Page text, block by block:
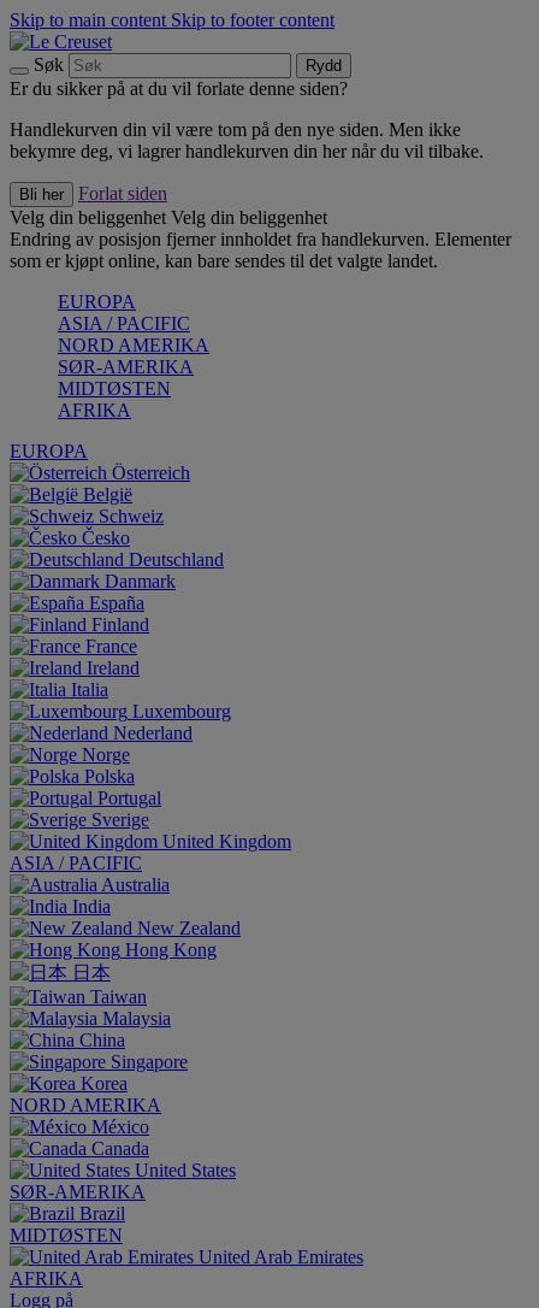
Skip to main content Skip to footer content
Søk Rydd
Er du sikker på at du vil forlate denne siden?
Handlekurven din vil være tom på den nye siden. Men ikke
bekymre deg, vi lagrer handlekurven din her når du vil tilbake.
Bli her
Forlat siden
Velg din beliggenhet Velg din beliggenhet
Endring av posisjon fjerner innholdet fra handlekurven. Elementer
som er kjøpt online, kan bare sendes til det valgte landet.
EUROPA
ASIA / PACIFIC
NORD AMERIKA
SØR-AMERIKA
MIDTØSTEN
AFRIKA
EUROPA
Österreich
België
Schweiz
Česko
Deutschland
Danmark
España
Finland
France
Ireland
Italia
Luxembourg
Nederland
Norge
Polska
Portugal
Sverige
United Kingdom
ASIA / PACIFIC
Australia
India
New Zealand
Hong Kong
日本
Taiwan
Malaysia
China
Singapore
Korea
NORD AMERIKA
México
Canada
United States
SØR-AMERIKA
Brazil
MIDTØSTEN
United Arab Emirates
AFRIKA
Logg på